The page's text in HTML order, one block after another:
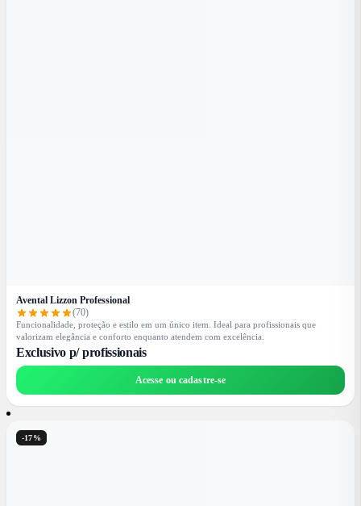
Avental Lizzon Professional
(70)
Funcionalidade, proteção e estilo em um único item. Ideal para profissionais que
valorizam elegância e conforto enquanto atendem com excelência.
Exclusivo p/ profissionais
Acesse ou cadastre-se
-17%